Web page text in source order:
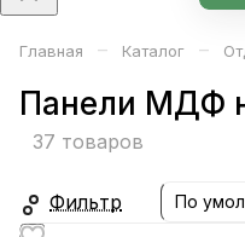
Главная – Каталог –
Панели МДФ
37 товаров
Фильтр По